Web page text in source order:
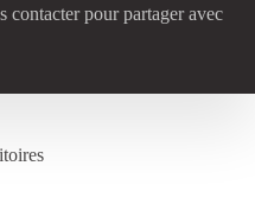
contacter pour partager avec